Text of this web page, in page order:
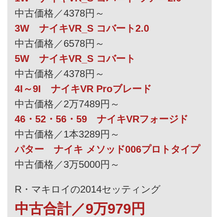
中古価格／4378円～
3W ナイキVR_S コバート2.0
中古価格／6578円～
5W ナイキVR_S コバート
中古価格／4378円～
4I～9I ナイキVR Proブレード
中古価格／2万7489円～
46・52・56・59 ナイキVRフォージド
中古価格／1本3289円～
パター ナイキ メソッド006プロトタイプ
中古価格／3万5000円～
R・マキロイの2014セッティング
中古合計／9万979円